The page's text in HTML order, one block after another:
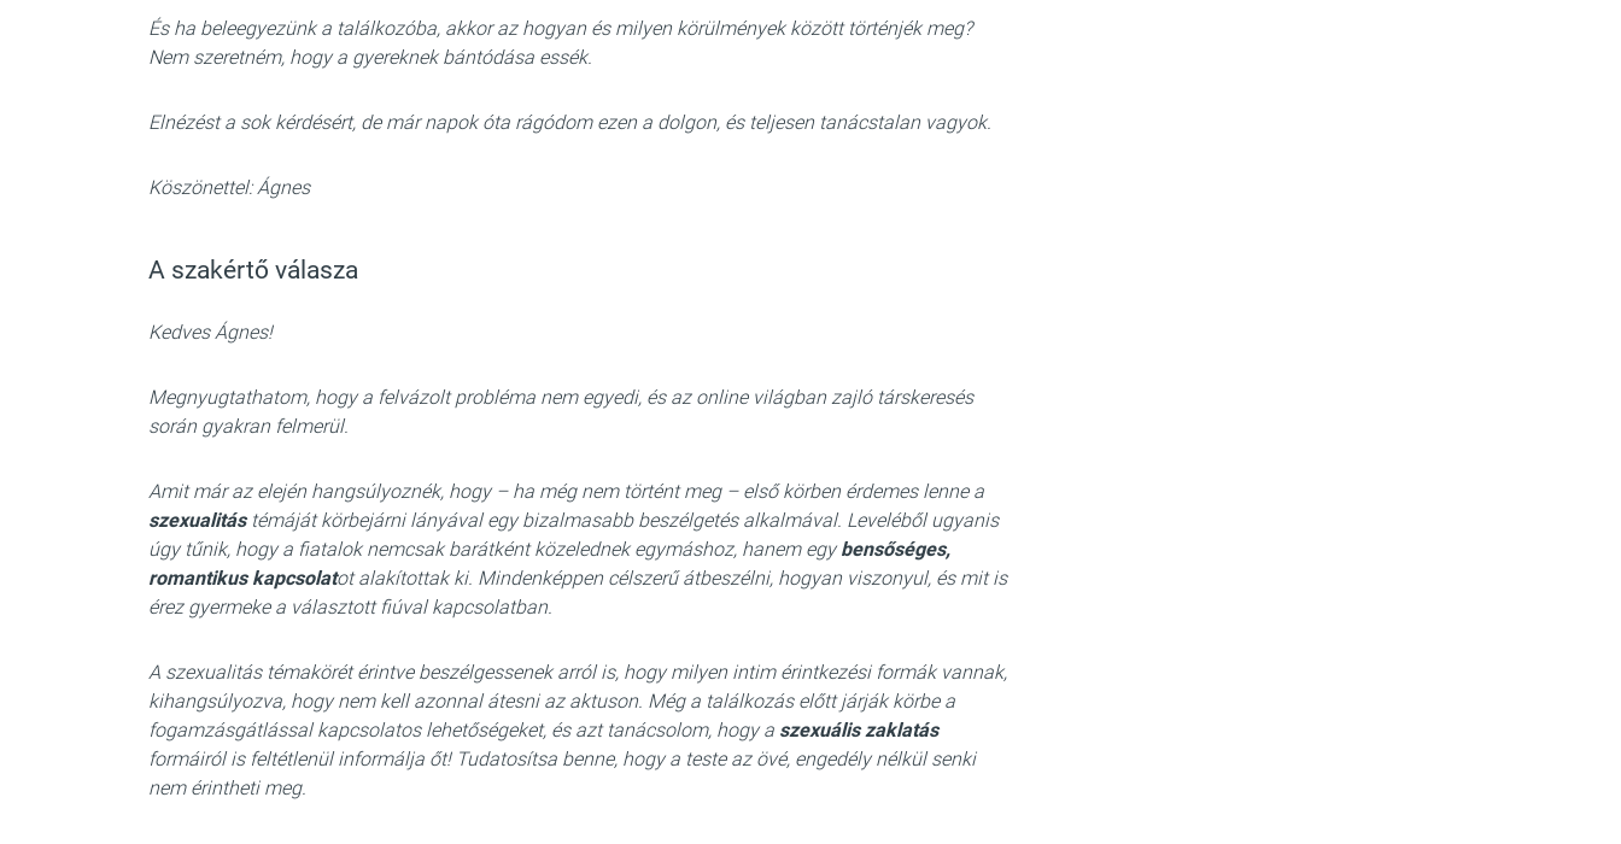
És ha beleegyezünk a találkozóba, akkor az hogyan és milyen körülmények között történjék meg?
Nem szeretném, hogy a gyereknek bántódása essék.
Elnézést a sok kérdésért, de már napok óta rágódom ezen a dolgon, és teljesen tanácstalan vagyok.
Köszönettel: Ágnes
A szakértő válasza
Kedves Ágnes!
Megnyugtathatom, hogy a felvázolt probléma nem egyedi, és az online világban zajló társkeresés
során gyakran felmerül.
Amit már az elején hangsúlyoznék, hogy – ha még nem történt meg – első körben érdemes lenne a
szexualitástémáját körbejárni lányával egy bizalmasabb beszélgetés alkalmával. Leveléből ugyanis
úgy tűnik, hogy a fiatalok nemcsak barátként közelednek egymáshoz, hanem egybensőséges,
romantikus kapcsolatot alakítottak ki. Mindenképpen célszerű átbeszélni, hogyan viszonyul, és mit is
érez gyermeke a választott fiúval kapcsolatban.
A szexualitás témakörét érintve beszélgessenek arról is, hogy milyen intim érintkezési formák vannak,
kihangsúlyozva, hogy nem kell azonnal átesni az aktuson. Még a találkozás előtt járják körbe a
fogamzásgátlással kapcsolatos lehetőségeket, és azt tanácsolom, hogy a szexuális zaklatás
formáiról is feltétlenül informálja őt! Tudatosítsa benne, hogy a teste az övé, engedély nélkül senki
nem érintheti meg.